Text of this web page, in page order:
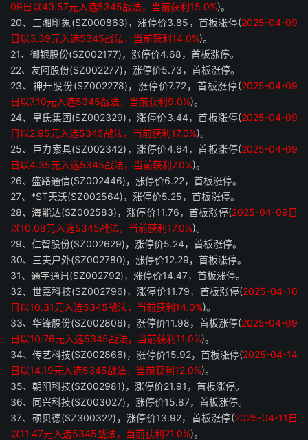
09日以40.57元入选5345战法，当前获利15.0%)。
20、三湘印象(SZ000863)，涨停价3.85，首板涨停(2025-04-09
日以3.39元入选5345战法，当前获利14.0%)。
21、御银股份(SZ002177)，涨停价4.68，首板涨停。
22、友阿股份(SZ002277)，涨停价5.73，首板涨停。
23、神开股份(SZ002278)，涨停价7.72，首板涨停(2025-04-09
日以7.10元入选5345战法，当前获利9.0%)。
24、皇氏集团(SZ002329)，涨停价3.44，首板涨停(2025-04-09
日以2.95元入选5345战法，当前获利17.0%)。
25、巨力索具(SZ002342)，涨停价4.64，首板涨停(2025-04-09
日以4.35元入选5345战法，当前获利7.0%)。
26、盛路通信(SZ002446)，涨停价6.22，首板涨停。
27、*ST天沃(SZ002564)，涨停价5.25，首板涨停。
28、海能达(SZ002583)，涨停价11.76，首板涨停(2025-04-09日
以10.08元入选5345战法，当前获利17.0%)。
29、仁智股份(SZ002629)，涨停价5.24，首板涨停。
30、三夫户外(SZ002780)，涨停价12.29，首板涨停。
31、通宇通讯(SZ002792)，涨停价14.47，首板涨停。
32、世嘉科技(SZ002796)，涨停价11.79，首板涨停(2025-04-10
日以10.31元入选5345战法，当前获利14.0%)。
33、华锋股份(SZ002806)，涨停价11.98，首板涨停(2025-04-09
日以10.76元入选5345战法，当前获利11.0%)。
34、传艺科技(SZ002866)，涨停价15.92，首板涨停(2025-04-14
日以14.19元入选5345战法，当前获利12.0%)。
35、朝阳科技(SZ002981)，涨停价21.91，首板涨停。
36、同兴科技(SZ003027)，涨停价15.87，首板涨停。
37、硕贝德(SZ300322)，涨停价13.92，首板涨停(2025-04-11日
以11.47元入选5345战法，当前获利21.0%)。